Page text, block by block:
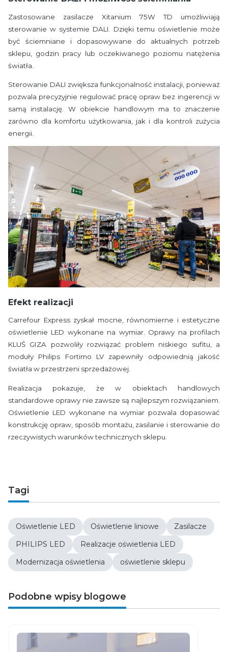
Zastosowane zasilacze Xitanium 75W TD umożliwiają
sterowanie w systemie DALI. Dzięki temu oświetlenie może
być ściemniane i dopasowywane do aktualnych potrzeb
sklepu, godzin pracy lub oczekiwanego poziomu natężenia
światła.
Sterowanie DALI zwiększa funkcjonalność instalacji, ponieważ
pozwala precyzyjnie regulować pracę opraw bez ingerencji w
samą instalację. W obiekcie handlowym ma to znaczenie
zarówno dla komfortu użytkowania, jak i dla kontroli zużycia
energii.
Efekt realizacji
Carrefour Express zyskał mocne, równomierne i estetyczne
oświetlenie LED wykonane na wymiar. Oprawy na profilach
KLUŚ GIZA pozwoliły rozwiązać problem niskiego sufitu, a
moduły Philips Fortimo LV zapewniły odpowiednią jakość
światła w przestrzeni sprzedażowej.
Realizacja pokazuje, że w obiektach handlowych
standardowe oprawy nie zawsze są najlepszym rozwiązaniem.
Oświetlenie LED wykonane na wymiar pozwala dopasować
konstrukcję opraw, sposób montażu, zasilanie i sterowanie do
rzeczywistych warunków technicznych sklepu.
Tagi
Oświetlenie LED Oświetlenie liniowe
Zasilacze
PHILIPS LED
Realizacje oświetlenia LED
Modernizacja oświetlenia
oświetlenie sklepu
Podobne wpisy blogowe